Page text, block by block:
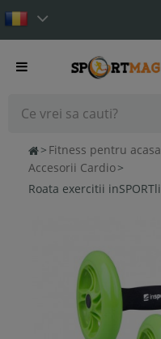
Toggle
> Fitness pentru acasa
Accesorii Cardio>
Roata exercitii